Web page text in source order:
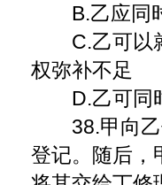
B.乙应同时
C.乙可以就
权弥补不足
D.乙可同时
38.甲向乙
登记。随后，